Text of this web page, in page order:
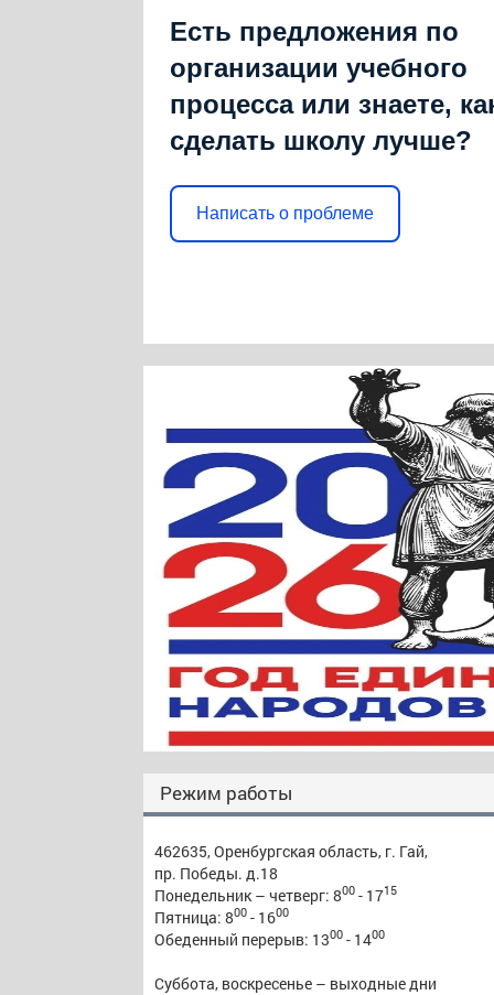
Есть предложения по
организации учебного
процесса или знаете,
сделать школу лучше?
Написать о проблеме
Режим работы
462635, Оренбургская область, г. Гай,
пр. Победы. д.18
Понедельник – четверг: 800 - 1715
Пятница: 800 - 1600
Обеденный перерыв: 1300 - 1400
Суббота, воскресенье – выходные дни